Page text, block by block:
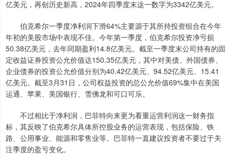
亿美元，再创历史新高，2024年四季度末这一数字为3342亿美元。
伯克希尔一季度净利润下滑64%主要源于其所持投资组合在今年
年初的美股市场中表现不佳。今年第一季度，伯克希尔投资净亏损
50.38亿美元，去年同期盈利14.8亿美元。截至一季度末公司持有的固
定收益证券投资公允价值达150.35亿美元，其中对美债、外国债券、
企业债券的投资公允价值分别为40.42亿美元、94.52亿美元、15.41
亿美元。截至3月31日，公司权益投资的总公允价值69%集中在美国
运通、苹果、美国银行、雪佛龙和可口可乐。
不过相比于净利润，巴菲特向来更为看重运营利润这一财务指
标，其反映了伯克希尔具体所控股业务的运营表现，包括保险、铁
路、公用事业、能源和零售业等。巴菲特一直建议投资者不要过于关
注季度的盈亏变化。